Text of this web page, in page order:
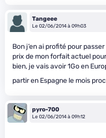
Tangeee
Le 02/06/2014 à 09h03
Bon j’en ai profité pour
prix de mon forfait actuel
bien, je vais avoir 1Go en
partir en Espagne le mois
pyro-700
Le 02/06/2014 à 09h12